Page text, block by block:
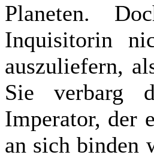
Planeten.
Inquisitorin
auszuliefern,
Sie verbarg
Imperator, der
an sich binden